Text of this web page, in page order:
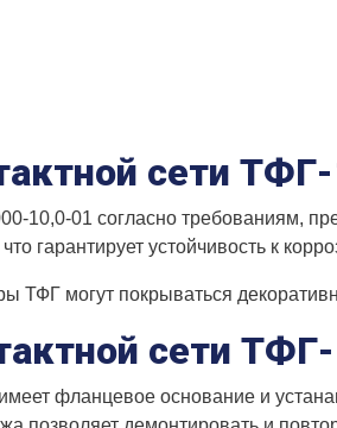
сети
10,0-01 согласно требованиям,
что гарантирует устойчивость к
ТФГ могут покрываться
сети
фланцевое основание и